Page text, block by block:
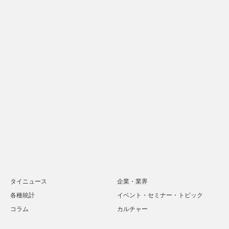
タイニュース
企業・業界
各種統計
イベント・セミナー・トピック
コラム
カルチャー